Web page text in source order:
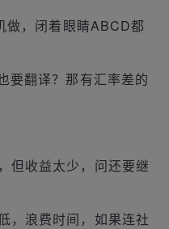
做，闭着眼睛ABCD都
要翻译？那有汇率差的
但收益太少，问还要继
，浪费时间，如果连社